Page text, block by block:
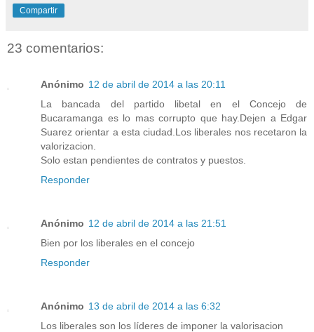
Compartir
23 comentarios:
Anónimo 12 de abril de 2014 a las 20:11
La bancada del partido libetal en el Concejo de
Bucaramanga es lo mas corrupto que hay.Dejen a Edgar
Suarez orientar a esta ciudad.Los liberales nos recetaron la
valorizacion.
Solo estan pendientes de contratos y puestos.
Responder
Anónimo 12 de abril de 2014 a las 21:51
Bien por los liberales en el concejo
Responder
Anónimo 13 de abril de 2014 a las 6:32
Los liberales son los líderes de imponer la valorisacion